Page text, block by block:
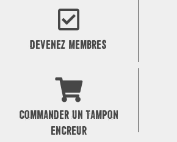
DEVENEZ MEMBRES
COMMANDER UN TAMPON
ENCREUR